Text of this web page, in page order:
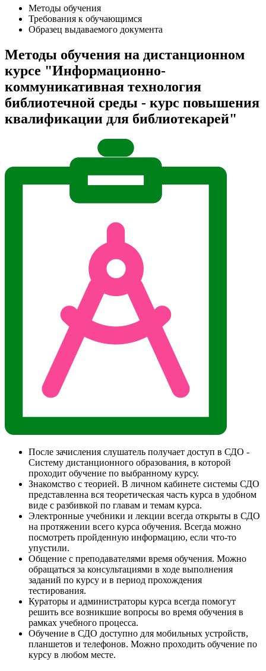
Методы обучения
Требования к обучающимся
Образец выдаваемого документа
Методы обучения на дистанционном
курсе "Информационно-
коммуникативная технология
библиотечной среды - курс повышения
квалификации для библиотекарей"
После зачисления слушатель получает доступ в СДО -
Систему дистанционного образования, в которой
проходит обучение по выбранному курсу.
Знакомство с теорией. В личном кабинете системы СДО
представленна вся теоретическая часть курса в удобном
виде с разбивкой по главам и темам курса.
Электронные учебники и лекции всегда открыты в СДО
на протяжении всего курса обучения. Всегда можно
посмотреть пройденную информацию, если что-то
упустили.
Общение с преподавателями время обучения. Можно
обращаться за консультациями в ходе выполнения
заданий по курсу и в период прохождения
тестирования.
Кураторы и администраторы курса всегда помогут
решить все возникшие вопросы во время обучения в
рамках учебного процесса.
Обучение в СДО доступно для мобильных устройств,
планшетов и телефонов. Можно проходить обучение по
курсу в любом месте.